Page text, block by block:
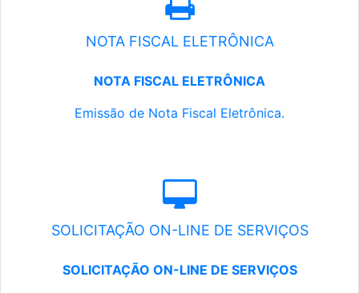
NOTA FISCAL ELETRÔNICA
NOTA FISCAL ELETRÔNICA
Emissão de Nota Fiscal Eletrônica.
SOLICITAÇÃO ON-LINE DE SERVIÇOS
SOLICITAÇÃO ON-LINE DE SERVIÇOS